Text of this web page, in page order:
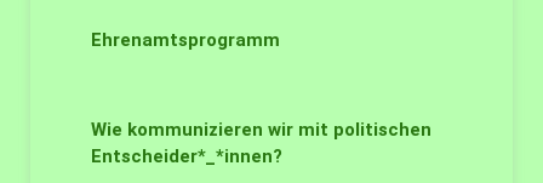
Ehrenamtsprogramm
Wie kommunizieren wir mit politischen
Entscheider*_*innen?